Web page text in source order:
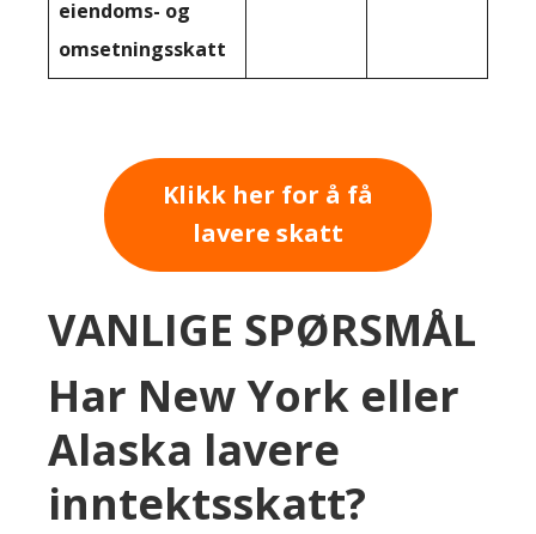
eiendoms- og
omsetningsskatt
Klikk her for å få
lavere skatt
VANLIGE SPØRSMÅL
Har New York eller
Alaska lavere
inntektsskatt?